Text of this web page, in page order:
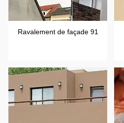
Ravalement de façade 91